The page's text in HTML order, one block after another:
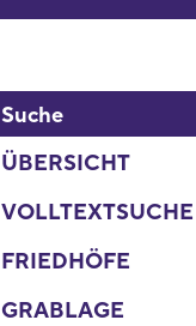
Suche
ÜBERSICHT
VOLLTEXTSUCHE
FRIEDHÖFE
GRABLAGE